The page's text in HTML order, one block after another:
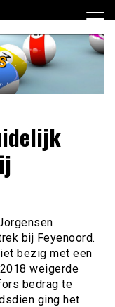
bij Feyenoord.
bezig met een
weigerde
bedrag te
ging het